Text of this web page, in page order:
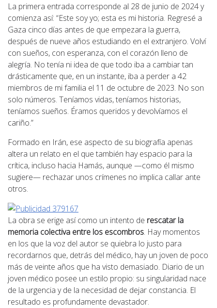
La primera entrada corresponde al 28 de junio de 2024 y
comienza así: “Este soy yo; esta es mi historia. Regresé a
Gaza cinco días antes de que empezara la guerra,
después de nueve años estudiando en el extranjero. Volví
con sueños, con esperanza, con el corazón lleno de
alegría. No tenía ni idea de que todo iba a cambiar tan
drásticamente que, en un instante, iba a perder a 42
miembros de mi familia el 11 de octubre de 2023. No son
solo números. Teníamos vidas, teníamos historias,
teníamos sueños. Éramos queridos y devolvíamos el
cariño.”
Formado en Irán, ese aspecto de su biografía apenas
altera un relato en el que también hay espacio para la
crítica, incluso hacia Hamás, aunque —como él mismo
sugiere— rechazar unos crímenes no implica callar ante
otros.
La obra se erige así como un intento de rescatar la
memoria colectiva entre los escombros. Hay momentos
en los que la voz del autor se quiebra lo justo para
recordarnos que, detrás del médico, hay un joven de poco
más de veinte años que ha visto demasiado. Diario de un
joven médico posee un estilo propio: su singularidad nace
de la urgencia y de la necesidad de dejar constancia. El
resultado es profundamente devastador.